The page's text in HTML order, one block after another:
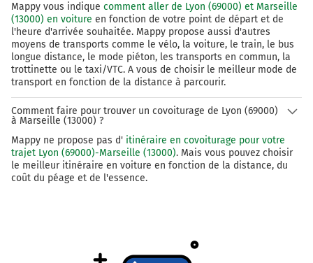
Mappy vous indique comment aller de Lyon (69000) et Marseille
(13000) en voiture en fonction de votre point de départ et de
l'heure d'arrivée souhaitée. Mappy propose aussi d'autres
moyens de transports comme le vélo, la voiture, le train, le bus
longue distance, le mode piéton, les transports en commun, la
trottinette ou le taxi/VTC. A vous de choisir le meilleur mode de
transport en fonction de la distance à parcourir.
Comment faire pour trouver un covoiturage de Lyon (69000)
à Marseille (13000) ?
Mappy ne propose pas d' itinéraire en covoiturage pour votre
trajet Lyon (69000)-Marseille (13000). Mais vous pouvez choisir
le meilleur itinéraire en voiture en fonction de la distance, du
coût du péage et de l'essence.